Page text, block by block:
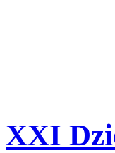
XXI